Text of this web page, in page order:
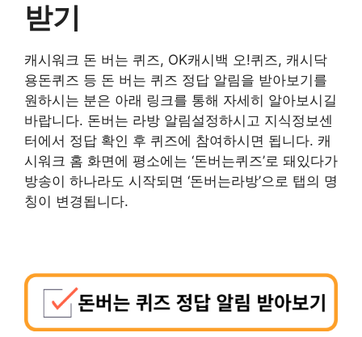
받기
캐시워크 돈 버는 퀴즈, OK캐시백 오!퀴즈, 캐시닥
용돈퀴즈 등 돈 버는 퀴즈 정답 알림을 받아보기를
원하시는 분은 아래 링크를 통해 자세히 알아보시길
바랍니다. 돈버는 라방 알림설정하시고 지식정보센
터에서 정답 확인 후 퀴즈에 참여하시면 됩니다. 캐
시워크 홈 화면에 평소에는 ‘돈버는퀴즈’로 돼있다가
방송이 하나라도 시작되면 ‘돈버는라방’으로 탭의 명
칭이 변경됩니다.